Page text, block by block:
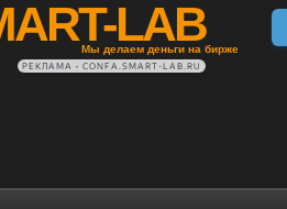
LAB
Мы делаем деньги на бирже
РЕКЛАМА • CONFA.SMART-LAB.RU